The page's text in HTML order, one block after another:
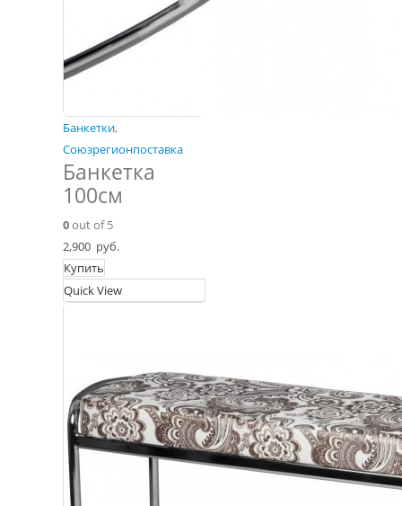
Банкетки,
Союзрегионпоставка
Банкетка
100см
0out of 5
2,900 руб.
Купить
Quick View